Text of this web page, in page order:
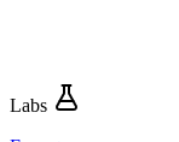
Labs